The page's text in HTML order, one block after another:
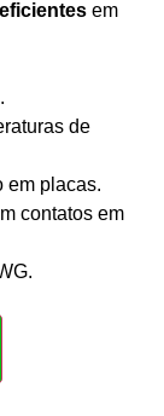
em
de
em placas.
contatos em